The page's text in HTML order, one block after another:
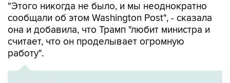
"Этого никогда не было, и мы неоднократно
сообщали об этом Washington Post", - сказала
она и добавила, что Трамп "любит министра и
считает, что он проделывает огромную
работу".